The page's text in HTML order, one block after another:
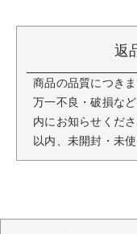
返
商品の品質につき
万一不良・破損な
内にお知らせくだ
以内、未開封・未